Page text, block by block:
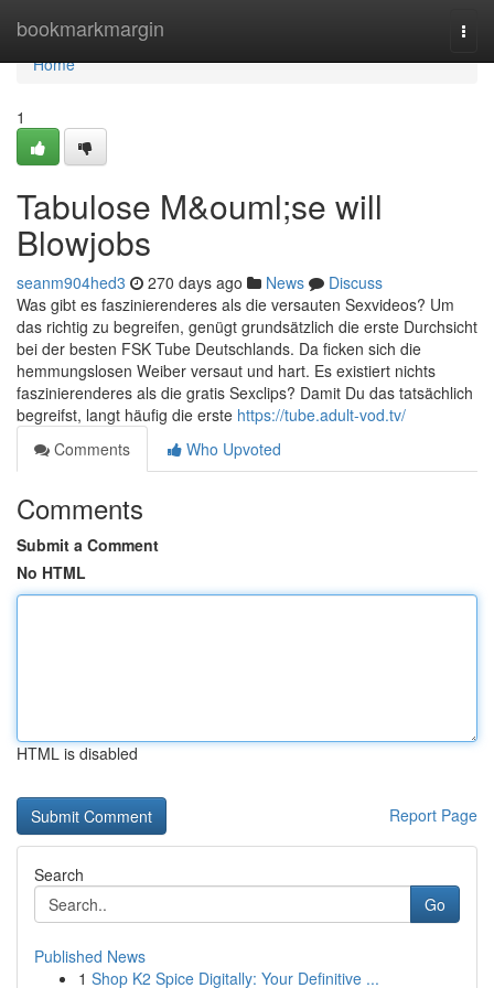
bookmarkmargin
Home
Home
1
Tabulose M&ouml;se will
Blowjobs
seanm904hed3 270 days ago News
Discuss
Was gibt es faszinierenderes als die versauten Sexvideos? Um
das richtig zu begreifen, genügt grundsätzlich die erste Durchsicht
bei der besten FSK Tube Deutschlands. Da ficken sich die
hemmungslosen Weiber versaut und hart. Es existiert nichts
faszinierenderes als die gratis Sexclips? Damit Du das tatsächlich
begreifst, langt häufig die erste https://tube.adult-vod.tv/
Comments
Who Upvoted
Comments
Submit a Comment
No HTML
HTML is disabled
Report Page
Search
Go
Published News
1 Shop K2 Spice Digitally: Your Definitive ...